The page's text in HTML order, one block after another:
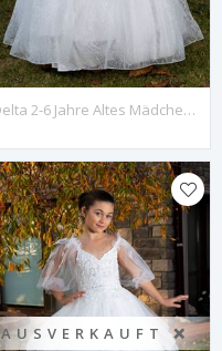
Delta 2-6 Jahre Altes Mädchenkleid 20070 Off White
AUSVERKAUFT ❌